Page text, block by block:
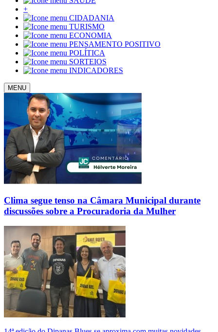
+
CIDADANIA
TURISMO
ECONOMIA
PENSAMENTO POSITIVO
POLÍTICA
SORTEIOS
INDICADORES
MENU
Clima segue tenso na Câmara Municipal durante
discussões sobre a Procuradoria da Mulher